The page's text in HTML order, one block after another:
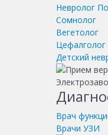
Невролог
Сомнолог
Вегетолог
Цефалголог
Детский
Врач
Врачи УЗИ